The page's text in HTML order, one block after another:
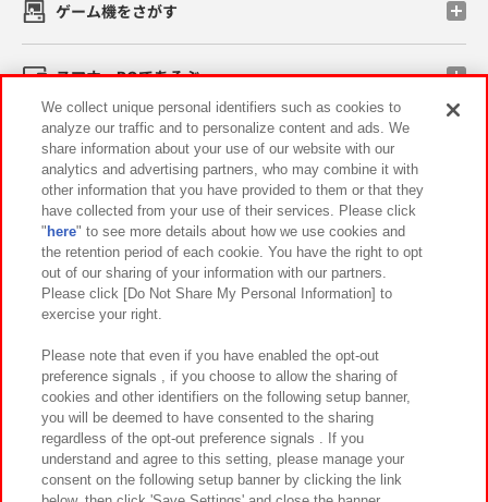
ゲーム機をさがす
スマホ・PCであそぶ
イベント・キャンペーン
関連会社 サステナビリティ サイトポリシー
プライバシーポリシー ウェブアクセシビリティ方針と検証結果
お取引先さまとともに
カスタマーハラスメント対応方針 よくあるご質問・お問い合わせ
We collect unique personal identifiers such as cookies to
analyze our traffic and to personalize content and ads. We
share information about your use of our website with our
analytics and advertising partners, who may combine it with
other information that you have provided to them or that they
have collected from your use of their services. Please click
" here" to see more details about how we use cookies and
the retention period of each cookie. You have the right to opt
out of our sharing of your information with our partners.
Please click [Do Not Share My Personal Information] to
exercise your right.
Please note that even if you have enabled the opt-out
preference signals , if you choose to allow the sharing of
cookies and other identifiers on the following setup banner,
you will be deemed to have consented to the sharing
regardless of the opt-out preference signals . If you
understand and agree to this setting, please manage your
consent on the following setup banner by clicking the link